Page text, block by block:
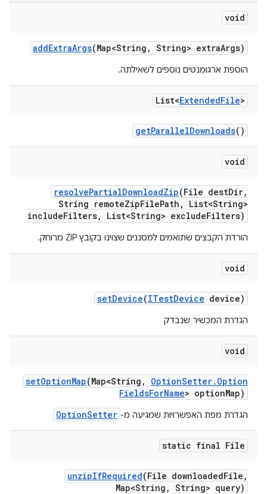
void
addExtraArgs(Map<String , String> extraArgs)
הוספת ארגומנטים נוספים לשאילתה.
List<ExtendedFile>
getParallelDownloads()
void
resolvePartialDownloadZip(File destDir,
String remoteZipFilePath ,
List<String>
includeFilters, List<String> excludeFilters)
הורדת הקבצים שתואמים למסננים שצוינו בקובץ ZIP מרוחק.
void
setDevice(ITestDevice device)
הגדרת המכשיר שנבדק
void
setOptionMap(Map<String , OptionSetter. Option
FieldsForName> optionMap)
הגדרת מפת האפשרויות שמגיעה מ- OptionSetter
static final File
unzipIfRequired(File downloadedFile ,
Map<String , String> query)